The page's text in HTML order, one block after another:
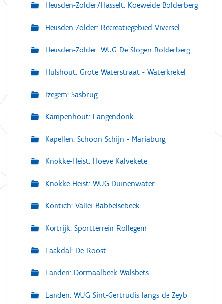
Heusden-Zolder/Hasselt: Koeweide Bolderberg
Heusden-Zolder: Recreatiegebied Viversel
Heusden-Zolder: WUG De Slogen Bolderberg
Hulshout: Grote Waterstraat - Waterkrekel
Izegem: Sasbrug
Kampenhout: Langendonk
Kapellen: Schoon Schijn - Mariaburg
Knokke-Heist: Hoeve Kalvekete
Knokke-Heist: WUG Duinenwater
Kontich: Vallei Babbelsebeek
Kortrijk: Sportterrein Rollegem
Laakdal: De Roost
Landen: Dormaalbeek Walsbets
Landen: WUG Sint-Gertrudis langs de Zeyb